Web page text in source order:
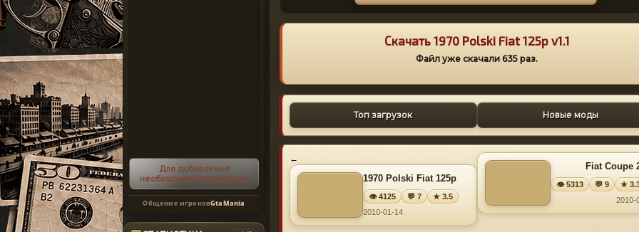
Для добавления
необходима авторизация
Общение игроковGtaMania
Скачать 1970 Polski Fiat 125p v1.1
Файл уже скачали 635 раз.
Топ загрузок Новые моды
←
1970 Polski Fiat 125p
👁 4125 💬 7
★ 3.5
2010-01-14
Fiat Coupe
👁 5313 💬 9
★
2010-